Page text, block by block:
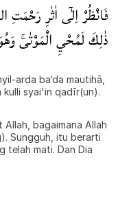
فَانْظُرْ اِلٰٓى اٰثٰرِ رَحْمَتِ
ذٰلِكَ لَمُحْيِ الْمَوْتٰىۚ
arḍa ba‘da mautihā,
kulli syai'in qadīr(un).
bagaimana Allah
Sungguh, itu berarti
telah mati. Dan Dia